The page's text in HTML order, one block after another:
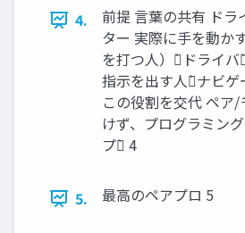
4.
前提 言葉の共有 ドラ
ター 実際に手を動か
を打つ人）が̀ドライバ
指示を出す人が̀ナビゲ
この役割を交代 ペア
けず、プログラミン
プロ̀ 4
5. 最高のペアプロ 5